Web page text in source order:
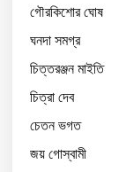
গৌরকিশোর ঘোষ
ঘনদা সমগ্র
চিত্তরঞ্জন মাইতি
চিত্রা দেব
চেতন ভগত
জয় গোস্বামী